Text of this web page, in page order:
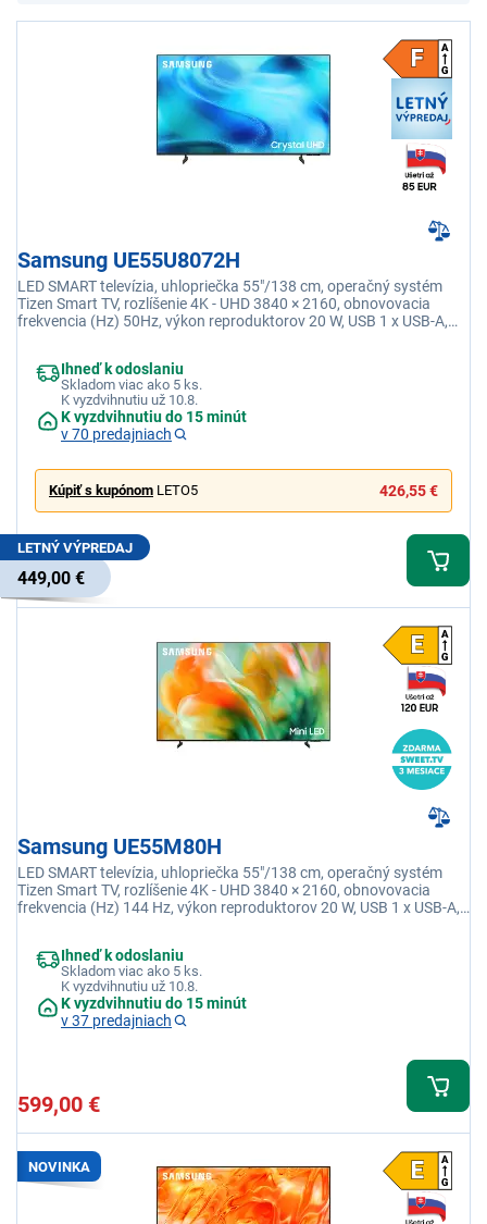
Samsung UE55U8072H
LED SMART televízia, uhlopriečka 55"/138 cm, operačný systém
Tizen Smart TV, rozlíšenie 4K - UHD 3840 × 2160, obnovovacia
frekvencia (Hz) 50Hz, výkon reproduktorov 20 W, USB 1 x USB-A,
Ihneď k odoslaniu
Skladom viac ako 5 ks.
K vyzdvihnutiu už 10.8.
K vyzdvihnutiu do 15 minút
v 70 predajniach
Kúpiť s kupónom LETO5 426,55 €
LETNÝ VÝPREDAJ
449,00 €
Samsung UE55M80H
LED SMART televízia, uhlopriečka 55"/138 cm, operačný systém
Tizen Smart TV, rozlíšenie 4K - UHD 3840 × 2160, obnovovacia
frekvencia (Hz) 144 Hz, výkon reproduktorov 20 W, USB 1 x USB-A,
Ihneď k odoslaniu
Skladom viac ako 5 ks.
K vyzdvihnutiu už 10.8.
K vyzdvihnutiu do 15 minút
v 37 predajniach
599,00 €
NOVINKA